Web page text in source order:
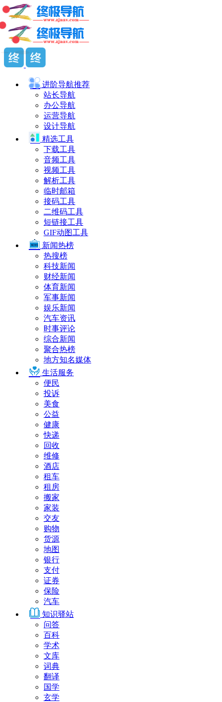
进阶导航推荐
站长导航
办公导航
运营导航
设计导航
精选工具
下载工具
音频工具
视频工具
解析工具
临时邮箱
接码工具
二维码工具
短链接工具
GIF动图工具
新闻热榜
热搜榜
科技新闻
财经新闻
体育新闻
军事新闻
娱乐新闻
汽车资讯
时事评论
综合新闻
聚合热榜
地方知名媒体
生活服务
便民
投诉
美食
公益
健康
快递
回收
维修
酒店
租车
租房
搬家
家装
交友
购物
货源
地图
银行
支付
证券
保险
汽车
知识驿站
问答
百科
学术
文库
词典
翻译
国学
玄学